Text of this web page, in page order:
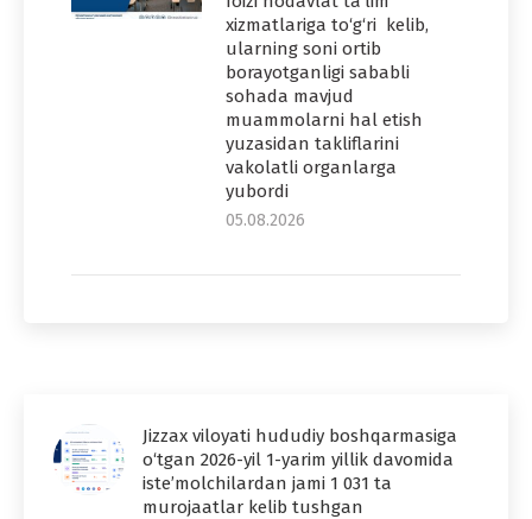
xizmatlariga to‘g‘ri kelib,
ularning soni ortib
borayotganligi sababli
sohada mavjud
muammolarni hal etish
yuzasidan takliflarini
vakolatli organlarga
yubordi
05.08.2026
Jizzax viloyati hududiy boshqarmasiga
o‘tgan 2026-yil 1-yarim yillik davomida
iste’molchilardan jami 1 031 ta
murojaatlar kelib tushgan